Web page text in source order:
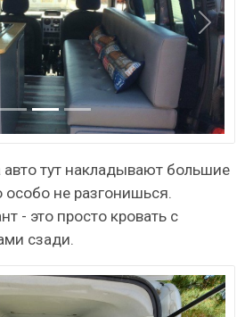
тут накладывают большие
особо не разгонишься.
- это просто кровать с
сзади.